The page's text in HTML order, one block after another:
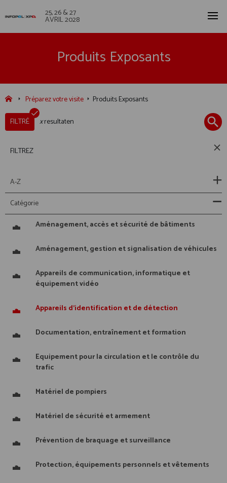
25, 26 & 27
AVRIL 2028
Produits Exposants
Préparez votre visite
Produits Exposants
FILTRÉ
xresultaten
FILTREZ
A-Z
Catégorie
Aménagement, accès et sécurité de bâtiments
Aménagement, gestion et signalisation de véhicules
Appareils de communication, informatique et
équipement vidéo
Appareils d'identification et de détection
Documentation, entraînement et formation
Equipement pour la circulation et le contrôle du
trafic
Matériel de pompiers
Matériel de sécurité et armement
Prévention de braquage et surveillance
Protection, équipements personnels et vêtements